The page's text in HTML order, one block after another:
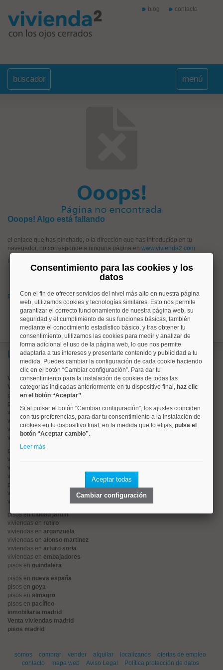
blog contacto
buscador menú
Ooops! Algo está fallando
el enlace que has pinchado, o la dirección que has introducido en tu
navegador, no corresponde a ninguna página en www.vivienda2.com
Esto puede haber ocurrido porque:
has pinchado un enlace antiguo que hoy no corresponde a ningún
prueba a buscar lo que quieres desde la página de inicio de vivienda2.com
Lo más buscado
Valorar vivienda online
Vender piso
pisos en chamberí
pisos en
viviendas enargüelles
viviendas entetuán
viviendas encuatro caminos
viviendas en chamartín
pisos en rios rosas
viviendas en
viviendas en
viviendas en
pisos en
viviendas en
viviendas en
pisos enciudad jardín
viviendas en retiro
viviendas en arganzuela
viviendas en alonso martinez
viviendas en arturo soria
viviendas en embajadores
pisos en guindalera
pisos en nueva españa
pisos en goya
pisos en almagro
pisos en pacífico
inmobiliaria madrid
Venta viviendas madrid
pisos madrid
somos comprar vender alquilar localízanos
ofertas de empleo
contacto
mapa web Aviso Legal Política protección de datos
Consentimiento para las cookies y los
datos
Con el fin de ofrecer servicios del nivel más alto en nuestra página
web, utilizamos cookies y tecnologías similares. Esto nos permite
garantizar el correcto funcionamiento de nuestra página web, su
seguridad y el cumplimiento de sus funciones básicas, también
mediante el conocimiento estadístico básico, y tras obtener tu
consentimiento, utilizamos las cookies para medir y analizar de
forma adicional el uso de la página web, lo que nos permite
adaptarla a tus intereses y presentarte contenido y publicidad a tu
medida. Puedes cambiar la configuración de cada cookie haciendo
clic en el botón “Cambiar configuración”. Para dar tu
consentimiento para la instalación de cookies de todas las
categorías indicadas anteriormente en tu dispositivo final, haz clic
en el botón “Aceptar”.
Si al pulsar el botón “Cambiar configuración”, los ajustes coinciden
con tus preferencias, para dar tu consentimiento a la instalación de
cookies en tu dispositivo final, en la medida que lo elijas, pulsa el
botón “Aceptar cambio”.
Leer más
Aceptar todas
Cambiar configuración